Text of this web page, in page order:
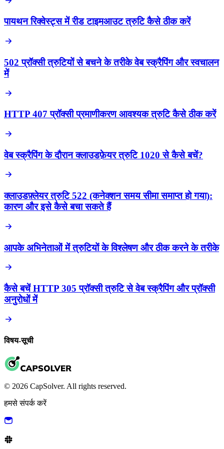
पायथन रिक्वेस्ट्स में रीड टाइमआउट त्रुटि कैसे ठीक करें
502 प्रॉक्सी त्रुटियों से बचने के तरीके वेब स्क्रैपिंग और स्वचालन
में
HTTP 407 प्रॉक्सी प्रमाणीकरण आवश्यक त्रुटि कैसे ठीक करें
वेब स्क्रैपिंग के दौरान क्लाउडफ़ेयर त्रुटि 1020 से कैसे बचें?
क्लाउडफ़्लेयर त्रुटि 522 (कनेक्शन समय सीमा समाप्त हो गया):
कारण और इसे कैसे बचा सकते हैं
आपके अभिनेताओं में त्रुटियों के विश्लेषण और ठीक करने के तरीके
कैसे बचें HTTP 305 प्रॉक्सी त्रुटि से वेब स्क्रैपिंग और प्रॉक्सी
अनुरोधों में
विषय-सूची
© 2026 CapSolver. All rights reserved.
हमसे संपर्क करें